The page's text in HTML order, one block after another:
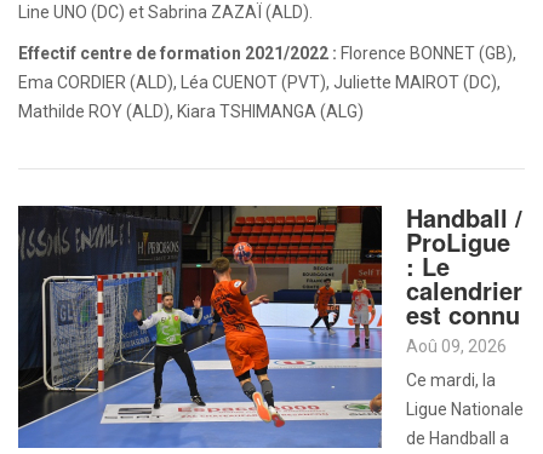
Line UNO (DC) et Sabrina ZAZAÏ (ALD).
Effectif centre de formation 2021/2022 : Florence BONNET (GB),
Ema CORDIER (ALD), Léa CUENOT (PVT), Juliette MAIROT (DC),
Mathilde ROY (ALD), Kiara TSHIMANGA (ALG)
Handball /
ProLigue
: Le
calendrier
est connu
Aoû 09, 2026
Ce mardi, la
Ligue Nationale
de Handball a